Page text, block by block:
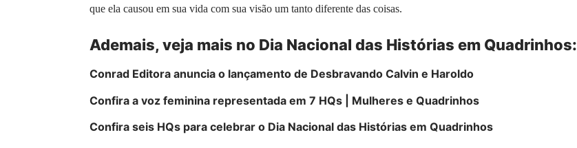
que ela causou em sua vida com sua visão um tanto diferente das coisas.
Ademais, veja mais no Dia Nacional das Histórias em Quadrinhos:
Conrad Editora anuncia o lançamento de Desbravando Calvin e Haroldo
Confira a voz feminina representada em 7 HQs | Mulheres e Quadrinhos
Confira seis HQs para celebrar o Dia Nacional das Histórias em Quadrinhos